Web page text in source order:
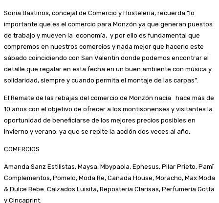
Sonia Bastinos, concejal de Comercio y Hostelería, recuerda “lo
importante que es el comercio para Monzón ya que generan puestos
de trabajo y mueven la economía, y por ello es fundamental que
compremos en nuestros comercios y nada mejor que hacerlo este
sábado coincidiendo con San Valentín donde podemos encontrar el
detalle que regalar en esta fecha en un buen ambiente con música y
solidaridad, siempre y cuando permita el montaje de las carpas”.
El Remate de las rebajas del comercio de Monzón nacía hace más de
10 años con el objetivo de ofrecer a los montisonenses y visitantes la
oportunidad de beneficiarse de los mejores precios posibles en
invierno y verano, ya que se repite la acción dos veces al año.
COMERCIOS
Amanda Sanz Estilistas, Maysa, Mbypaola, Ephesus, Pilar Prieto, Pamï
Complementos, Pomelo, Moda Re, Canada House, Moracho, Max Moda
& Dulce Bebe. Calzados Luisita, Repostería Clarisas, Perfumería Gotta
y Cincaprint.